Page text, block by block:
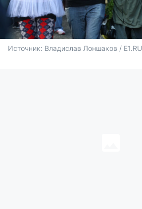
Источник: Владислав Лоншаков / E1.RU